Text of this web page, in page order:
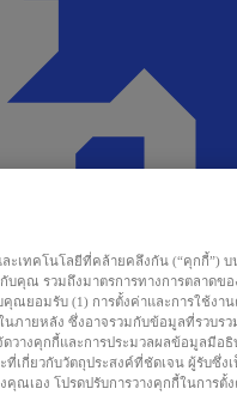
ละเทคโนโลยีที่คล้ายคลึงกัน (“คุกกี้”)
คุณ รวมถึงมาตรการทางการตลาดขอ
คุณยอมรับ (1) การตั้งค่าและการใช้งา
นภายหลัง ซึ่งอาจรวมกับข้อมูลที่รวบ
วางคุกกี้และการประมวลผลข้อมูลมีอธิ
ที่เกี่ยวกับวัตถุประสงค์ที่ชัดเจน ผู้รับซึ่ง
ณเอง โปรดปรับการวางคุกกี้ในการตั้